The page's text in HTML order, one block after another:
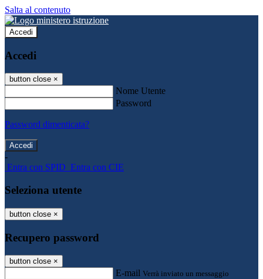
Salta al contenuto
Accedi
Accedi
button close ×
Nome Utente
Password
Password dimenticata?
-
Entra con SPID Entra con CIE
Seleziona utente
button close ×
Recupero password
button close ×
E-mail Verrà inviato un messaggio